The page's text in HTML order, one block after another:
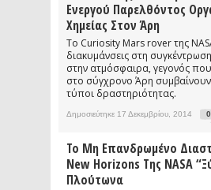
Ενεργού Παρελθόντος
Χημείας Στον Άρη
Το Curiosity Mars rover της
διακυμάνσεις στη
στην ατμόσφαιρα, γεγονός
στο σύγχρονο Άρη συμβαίνουν
τύποι δραστηριότητας.
Δημοσιεύτηκε 17 Δεκεμβρίου, 2014 0
Το Μη Επανδρωμένο
New Horizons Της NASA
Πλούτωνα